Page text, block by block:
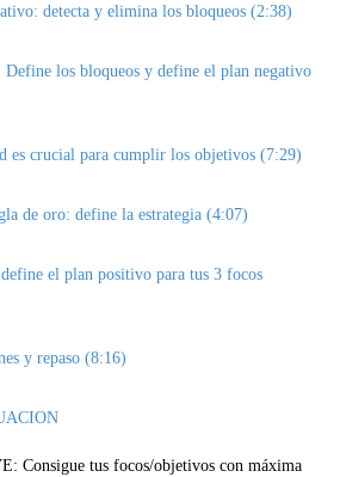
detecta y elimina los bloqueos (2:38)
los bloqueos y define el plan negativo
es crucial para cumplir los objetivos (7:29)
de oro: define la estrategia (4:07)
el plan positivo para tus 3 focos
y repaso (8:16)
Consigue tus focos/objetivos con máxima